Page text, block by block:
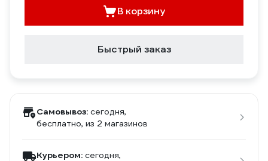
В корзину
Быстрый заказ
Самовывоз: сегодня,
бесплатно, из 2 магазинов
Курьером: сегодня,